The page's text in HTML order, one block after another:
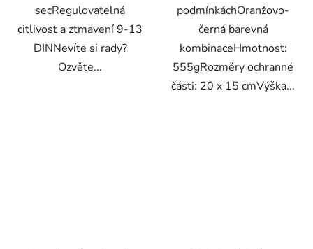
secRegulovatelná
citlivost a ztmavení 9-13
DINNevíte si rady?
Ozvěte...
podmínkáchOranžovo-
černá barevná
kombinaceHmotnost:
555gRozměry ochranné
části: 20 x 15 cmVýška...